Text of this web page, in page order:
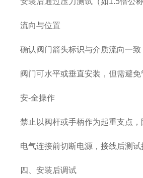
流向与位置
确认阀门箭头标识与介质流向一致
阀门可水平或垂直安装，但需避
安-全操作‌
禁止以阀杆或手柄作为起重支点，
电气连接前切断电源，接线后测
四、安装后调试